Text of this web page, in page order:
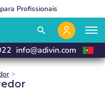
em 24h
Profissionais
vendemos 100% on line
search
info@adivin.com